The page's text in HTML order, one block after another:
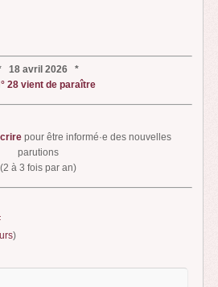
18 avril 2026 *
28 vient de paraître
pour être informé·e des nouvelles
parutions
(2 à 3 fois par an)
)